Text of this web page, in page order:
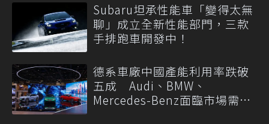
Subaru坦承性能車「變得太無
聊」成立全新性能部門，三款
手排跑車開發中！
德系車廠中國產能利用率跌破
五成 Audi、BMW、
Mercedes-Benz面臨市場需求